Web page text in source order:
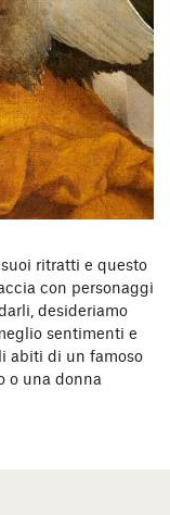
suoi ritratti e questo
con personaggi
desideriamo
sentimenti e
abiti di un famoso
o una donna